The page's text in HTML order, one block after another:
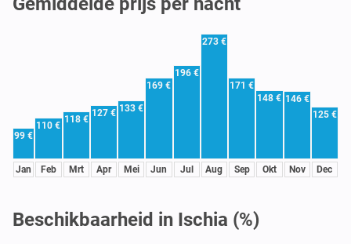
99 €
Jan
110 €
Feb
118 €
Mrt
127 €
Apr
133 €
Mei
169 €
Jun
196 €
Jul
273 €
Aug
171 €
Sep
148 €
Okt
146 €
Nov
125 €
Dec
Beschikbaarheid in Ischia (%)